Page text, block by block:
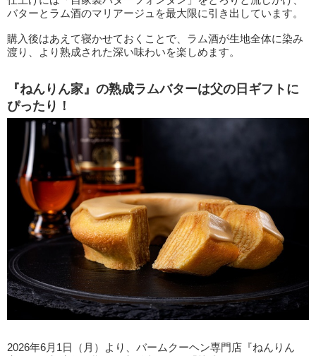
バターとラム酒のマリアージュを最大限に引き出しています。
購入後はあえて寝かせておくことで、ラム酒が生地全体に染み
渡り、より熟成された深い味わいを楽しめます。
『ねんりん家』の熟成ラムバターは父の日ギフトに
ぴったり！
2026年6月1日（月）より、バームクーヘン専門店『ねんりん